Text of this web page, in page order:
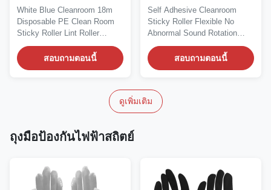
ประชุมเชิงปฏิบัติการ
อิเล็กทรอนิกส์
White Blue Cleanroom 18m
Disposable PE Clean Room
Sticky Roller Lint Roller
Technical Data:...
สอบถามตอนนี้
ยืดหยุ่นไม่มีการหมุนเสียง
ผิดปกติ
Self Adhesive Cleanroom
Sticky Roller Flexible No
Abnormal Sound Rotation
Description: Silicone...
สอบถามตอนนี้
ดูเพิ่มเติม
ถุงมือป้องกันไฟฟ้าสถิตย์